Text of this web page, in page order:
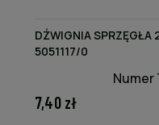
DŹWIGNIA SPRZĘGŁA
5051117/0
Numer
7,40 zł